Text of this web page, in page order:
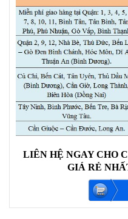
LIÊN HỆ NGAY CHO
GIÁ RẺ